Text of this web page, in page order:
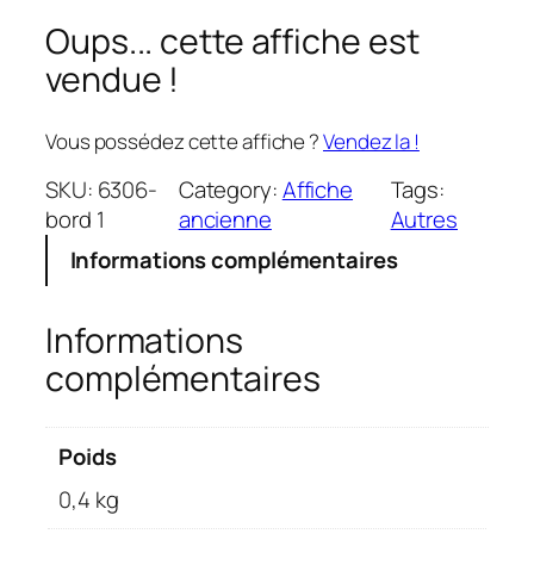
Oups... cette affiche est
vendue !
Vous possédez cette affiche ?Vendez la !
SKU: 6306-
bord 1
Category:Affiche
ancienne
Tags:
Autres
Informations complémentaires
Informations
complémentaires
Poids
0,4 kg